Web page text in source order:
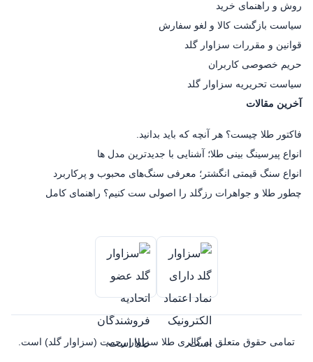
روش و راهنمای خرید
سیاست بازگشت کالا و لغو سفارش
قوانین و مقررات سزاوار گلد
حریم خصوصی کاربران
سیاست تحریریه سزاوار گلد
آخرین مقالات
فاکتور طلا چیست؟ هر آنچه که باید بدانید.
انواع پیرسینگ بینی طلا؛ آشنایی با جدیدترین مدل ها
انواع سنگ قیمتی انگشتر؛ معرفی سنگ‌های محبوب و پرکاربرد
چطور طلا و جواهرات رزگلد را اصولی ست کنیم؟ راهنمای کامل
تمامی حقوق متعلق به گالری طلا سزاوار رحمت (سزاوار گلد) است.